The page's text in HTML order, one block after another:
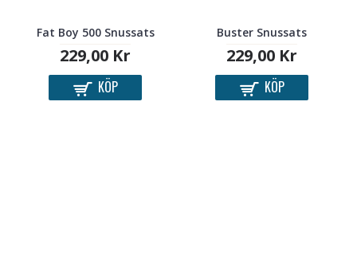
Fat Boy 500 Snussats
229,00 Kr
KÖP
Buster Snussats
229,00 Kr
KÖP